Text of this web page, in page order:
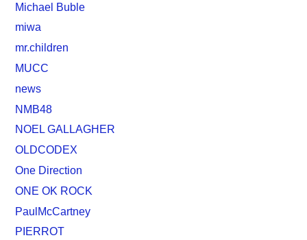
Michael Buble
miwa
mr.children
MUCC
news
NMB48
NOEL GALLAGHER
OLDCODEX
One Direction
ONE OK ROCK
PaulMcCartney
PIERROT